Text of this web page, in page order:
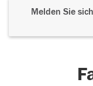
Melden Sie